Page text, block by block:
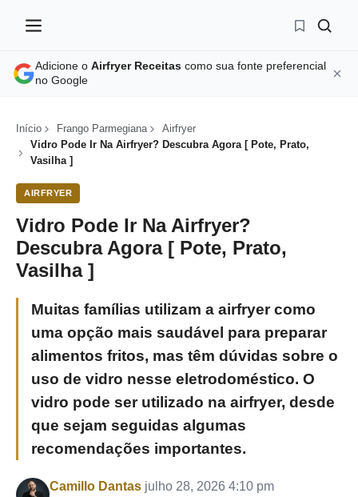
Adicione o Airfryer Receitas como sua fonte preferencial
no Google
Início Frango Parmegiana
Airfryer
Vidro Pode Ir Na Airfryer? Descubra Agora [ Pote, Prato,
Vasilha ]
AIRFRYER
Vidro Pode Ir Na Airfryer?
Descubra Agora [ Pote, Prato,
Vasilha ]
Muitas famílias utilizam a airfryer como
uma opção mais saudável para preparar
alimentos fritos, mas têm dúvidas sobre o
uso de vidro nesse eletrodoméstico. O
vidro pode ser utilizado na airfryer, desde
que sejam seguidas algumas
recomendações importantes.
Por
Camillo Dantas julho 28, 2026 4:10 pm